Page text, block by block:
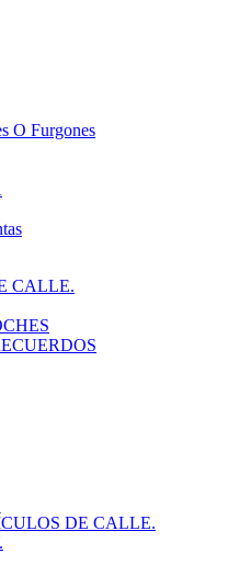
O Furgones
CALLE.
DE CALLE.